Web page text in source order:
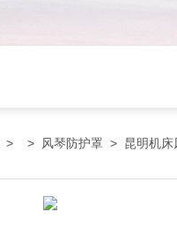
> > 风琴防护罩 > 昆明机床